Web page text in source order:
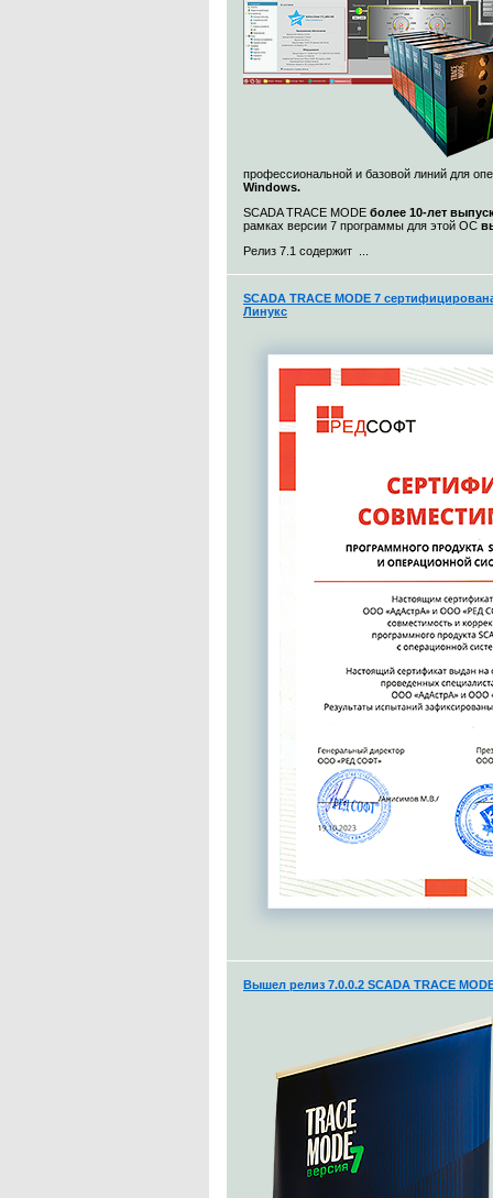
профессиональной и базовой линий для
Windows.
SCADA TRACE MODE более 10-лет
рамках версии 7 программы для этой ОС
Релиз 7.1 содержит ...
SCADA TRACE MODE 7
Линукс
Вышел релиз 7.0.0.2 SCADA TRACE